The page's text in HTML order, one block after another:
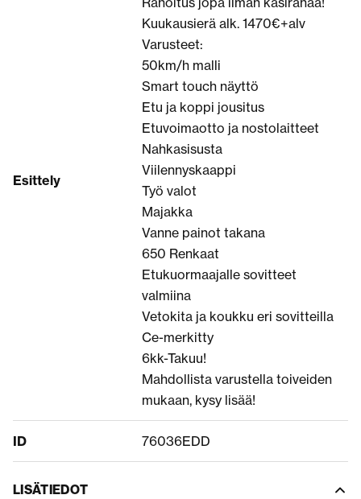
Esittely
Kuukausierä alk. 1470€+alv
Varusteet:
50km/h malli
Smart touch näyttö
Etu ja koppi jousitus
Etuvoimaotto ja nostolaitteet
Nahkasisusta
Viilennyskaappi
Työ valot
Majakka
Vanne painot takana
650 Renkaat
Etukuormaajalle sovitteet
valmiina
Vetokita ja koukku eri sovitteilla
Ce-merkitty
6kk-Takuu!
Mahdollista varustella toiveiden
mukaan, kysy lisää!
ID 76036EDD
LISÄTIEDOT